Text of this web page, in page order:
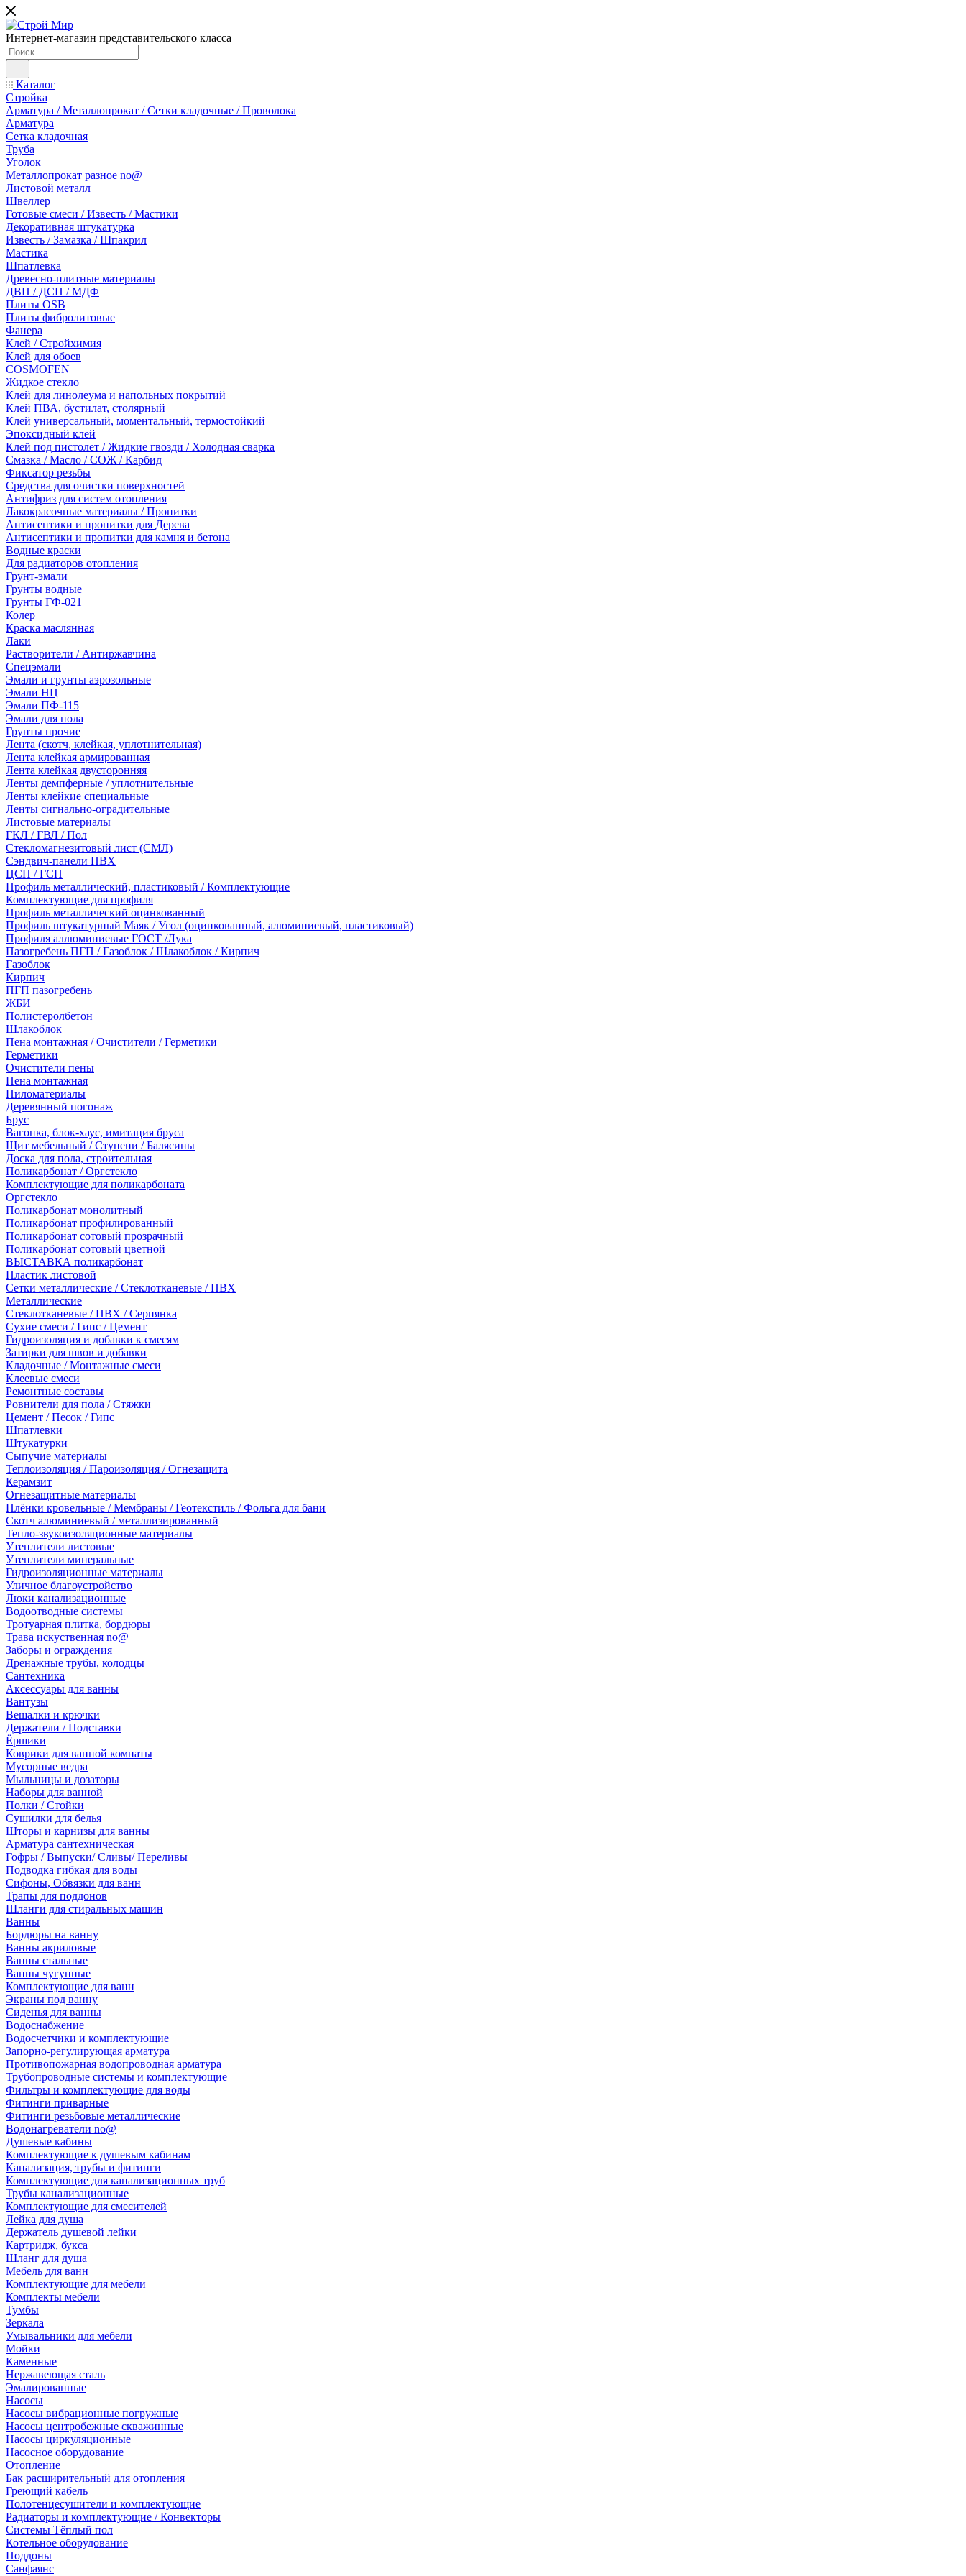
Интернет-магазин представительского класса
Каталог
Стройка
Арматура / Металлопрокат / Сетки кладочные / Проволока
Арматура
Сетка кладочная
Труба
Уголок
Металлопрокат разное no@
Листовой металл
Швеллер
Готовые смеси / Известь / Мастики
Декоративная штукатурка
Известь / Замазка / Шпакрил
Мастика
Шпатлевка
Древесно-плитные материалы
ДВП / ДСП / МДФ
Плиты OSB
Плиты фибролитовые
Фанера
Клей / Стройхимия
Клей для обоев
COSMOFEN
Жидкое стекло
Клей для линолеума и напольных покрытий
Клей ПВА, бустилат, столярный
Клей универсальный, моментальный, термостойкий
Эпоксидный клей
Клей под пистолет / Жидкие гвозди / Холодная сварка
Смазка / Масло / СОЖ / Карбид
Фиксатор резьбы
Средства для очистки поверхностей
Антифриз для систем отопления
Лакокрасочные материалы / Пропитки
Антисептики и пропитки для Дерева
Антисептики и пропитки для камня и бетона
Водные краски
Для радиаторов отопления
Грунт-эмали
Грунты водные
Грунты ГФ-021
Колер
Краска маслянная
Лаки
Растворители / Антиржавчина
Спецэмали
Эмали и грунты аэрозольные
Эмали НЦ
Эмали ПФ-115
Эмали для пола
Грунты прочие
Лента (скотч, клейкая, уплотнительная)
Лента клейкая армированная
Лента клейкая двусторонняя
Ленты демпферные / уплотнительные
Ленты клейкие специальные
Ленты сигнально-оградительные
Листовые материалы
ГКЛ / ГВЛ / Пол
Стекломагнезитовый лист (СМЛ)
Сэндвич-панели ПВХ
ЦСП / ГСП
Профиль металлический, пластиковый / Комплектующие
Комплектующие для профиля
Профиль металлический оцинкованный
Профиль штукатурный Маяк / Угол (оцинкованный, алюминиевый, пластиковый)
Профиля аллюминиевые ГОСТ /Лука
Пазогребень ПГП / Газоблок / Шлакоблок / Кирпич
Газоблок
Кирпич
ПГП пазогребень
ЖБИ
Полистеролбетон
Шлакоблок
Пена монтажная / Очистители / Герметики
Герметики
Очистители пены
Пена монтажная
Пиломатериалы
Деревянный погонаж
Брус
Вагонка, блок-хаус, имитация бруса
Щит мебельный / Ступени / Балясины
Доска для пола, строительная
Поликарбонат / Оргстекло
Комплектующие для поликарбоната
Оргстекло
Поликарбонат монолитный
Поликарбонат профилированный
Поликарбонат сотовый прозрачный
Поликарбонат сотовый цветной
ВЫСТАВКА поликарбонат
Пластик листовой
Сетки металлические / Стеклотканевые / ПВХ
Металлические
Стеклотканевые / ПВХ / Серпянка
Сухие смеси / Гипс / Цемент
Гидроизоляция и добавки к смесям
Затирки для швов и добавки
Кладочные / Монтажные смеси
Клеевые смеси
Ремонтные составы
Ровнители для пола / Стяжки
Цемент / Песок / Гипс
Шпатлевки
Штукатурки
Сыпучие материалы
Теплоизоляция / Пароизоляция / Огнезащита
Керамзит
Огнезащитные материалы
Плёнки кровельные / Мембраны / Геотекстиль / Фольга для бани
Скотч алюминиевый / металлизированный
Тепло-звукоизоляционные материалы
Утеплители листовые
Утеплители минеральные
Гидроизоляционные материалы
Уличное благоустройство
Люки канализационные
Водоотводные системы
Тротуарная плитка, бордюры
Трава искуственная no@
Заборы и ограждения
Дренажные трубы, колодцы
Сантехника
Аксессуары для ванны
Вантузы
Вешалки и крючки
Держатели / Подставки
Ёршики
Коврики для ванной комнаты
Мусорные ведра
Мыльницы и дозаторы
Наборы для ванной
Полки / Стойки
Сушилки для белья
Шторы и карнизы для ванны
Арматура сантехническая
Гофры / Выпуски/ Сливы/ Переливы
Подводка гибкая для воды
Сифоны, Обвязки для ванн
Трапы для поддонов
Шланги для стиральных машин
Ванны
Бордюры на ванну
Ванны акриловые
Ванны стальные
Ванны чугунные
Комплектующие для ванн
Экраны под ванну
Сиденья для ванны
Водоснабжение
Водосчетчики и комплектующие
Запорно-регулирующая арматура
Противопожарная водопроводная арматура
Трубопроводные системы и комплектующие
Фильтры и комплектующие для воды
Фитинги приварные
Фитинги резьбовые металлические
Водонагреватели no@
Душевые кабины
Комплектующие к душевым кабинам
Канализация, трубы и фитинги
Комплектующие для канализационных труб
Трубы канализационные
Комплектующие для смесителей
Лейка для душа
Держатель душевой лейки
Картридж, букса
Шланг для душа
Мебель для ванн
Комплектующие для мебели
Комплекты мебели
Тумбы
Зеркала
Умывальники для мебели
Мойки
Каменные
Нержавеющая сталь
Эмалированные
Насосы
Насосы вибрационные погружные
Насосы центробежные скважинные
Насосы циркуляционные
Насосное оборудование
Отопление
Бак расширительный для отопления
Греющий кабель
Полотенцесушители и комплектующие
Радиаторы и комплектующие / Конвекторы
Системы Тёплый пол
Котельное оборудование
Поддоны
Санфаянс